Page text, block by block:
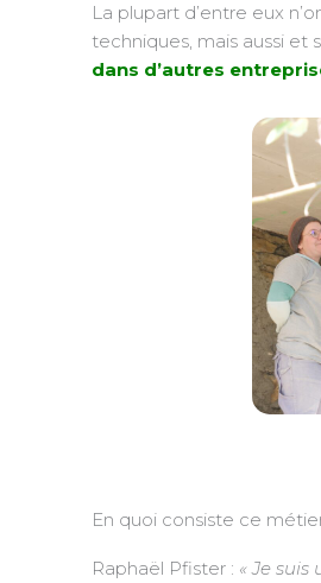
La plupart d’entre eux
techniques, mais aussi et
dans d’autres
En quoi consiste ce
Raphaël Pfister : « Je